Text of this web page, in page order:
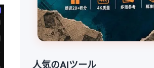
人気のAIツール